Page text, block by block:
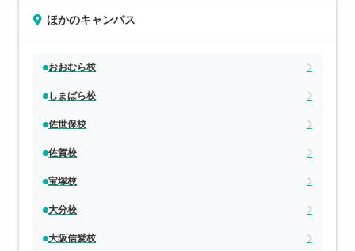
ほかのキャンパス
おおむら校
しまばら校
佐世保校
佐賀校
宝塚校
大分校
大阪信愛校